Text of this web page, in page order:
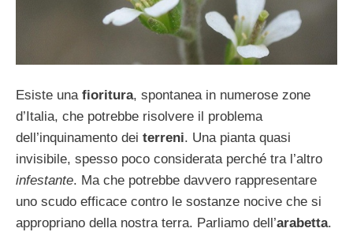
Esiste una fioritura, spontanea in numerose zone
d’Italia, che potrebbe risolvere il problema
dell’inquinamento dei terreni. Una pianta quasi
invisibile, spesso poco considerata perché tra l’altro
infestante. Ma che potrebbe davvero rappresentare
uno scudo efficace contro le sostanze nocive che si
appropriano della nostra terra. Parliamo dell’arabetta.